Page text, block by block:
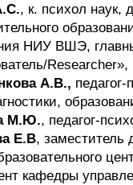
, к. психол наук,
НИУ ВШЭ,
Researcher»,
А.В.,
М.Ю., педагог-
Е.В, заместитель
кафедры